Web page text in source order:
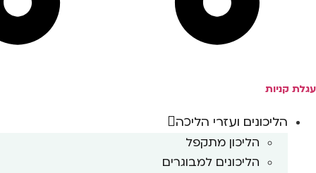
עגלת קניות
הליכונים ועזרי הליכה
הליכון מתקפל
הליכונים למבוגרים